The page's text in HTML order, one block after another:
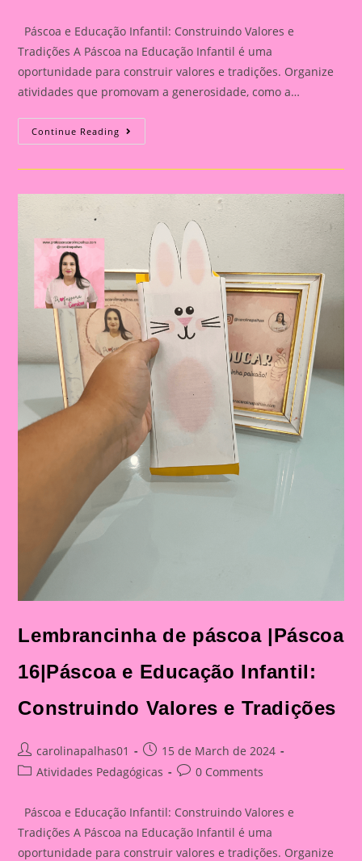
Páscoa e Educação Infantil: Construindo Valores e
Tradições A Páscoa na Educação Infantil é uma
oportunidade para construir valores e tradições. Organize
atividades que promovam a generosidade, como a…
Continue Reading Lembrancinha
De
|Páscoa
Educação
Infantil:
Construindo
Valores
Tradições
Lembrancinha de páscoa |Páscoa
16|Páscoa e Educação Infantil:
Construindo Valores e Tradições
Post
author:
carolinapalhas01
Post
published:
15 de March de 2024
PostAtividades Pedagógicas
Post0 Comments
Páscoa e Educação Infantil: Construindo Valores e
Tradições A Páscoa na Educação Infantil é uma
oportunidade para construir valores e tradições. Organize